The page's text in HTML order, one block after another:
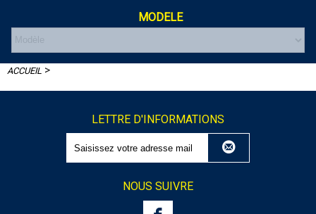
MODELE
ACCUEIL >
LETTRE D'INFORMATIONS
NOUS SUIVRE